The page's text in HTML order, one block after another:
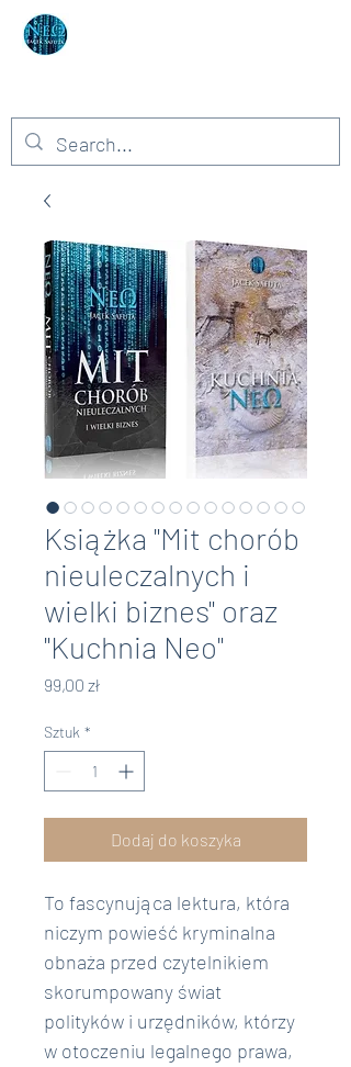
Książka "Mit chorób
nieuleczalnych i
wielki biznes" oraz
"Kuchnia Neo"
99,00 złCena
Sztuk *
Dodaj do koszyka
To fascynująca lektura, która
niczym powieść kryminalna
obnaża przed czytelnikiem
skorumpowany świat
polityków i urzędników, którzy
w otoczeniu legalnego prawa,